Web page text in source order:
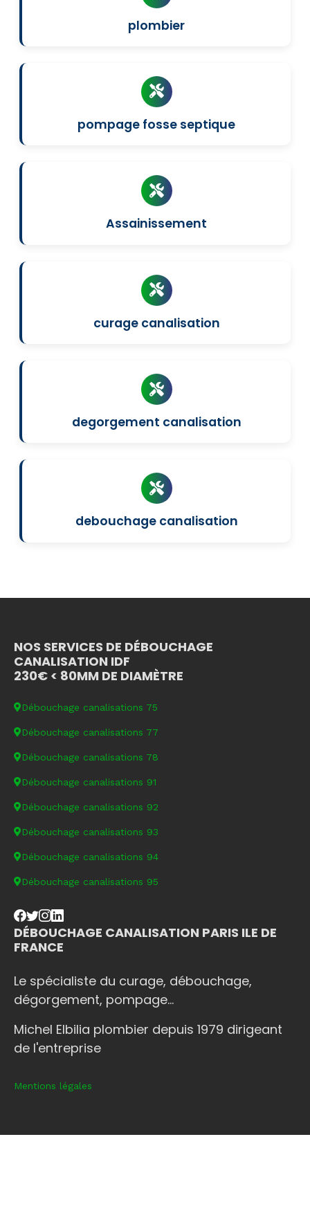
plombier
pompage fosse septique
Assainissement
curage canalisation
degorgement canalisation
debouchage canalisation
NOS SERVICES DE DÉBOUCHAGE
CANALISATION IDF
230€ < 80MM DE DIAMÈTRE
Débouchage canalisations 75
Débouchage canalisations 77
Débouchage canalisations 78
Débouchage canalisations 91
Débouchage canalisations 92
Débouchage canalisations 93
Débouchage canalisations 94
Débouchage canalisations 95
DÉBOUCHAGE CANALISATION PARIS ILE DE
FRANCE
Le spécialiste du curage, débouchage,
dégorgement, pompage...
Michel Elbilia plombier depuis 1979 dirigeant
de l'entreprise
Mentions légales